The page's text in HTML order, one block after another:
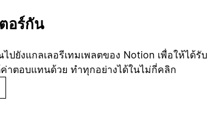
อร์กัน
ปยังแกลเลอรีเทมเพลตของ Notion เพื่อให้ได้รั
าตอบแทนด้วย ทำทุกอย่างได้ในไม่กี่คลิก